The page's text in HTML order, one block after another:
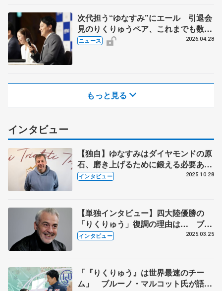
次代担う“ゆなすみ”にエール 引退会
見のりくりゅうペア、これまでも数々
の助言
ニュース 2026.04.28
もっと見る
インタビュー
【独自】ゆなすみはダイヤモンドの原
石、磨き上げるために鍛える必要あ
る 「彼らには全てがそろっている」
インタビュー 2025.10.28
【単独インタビュー】四大陸優勝の
「りくりゅう」復調の理由は… ブル
ーノ・マルコット氏が語る舞台裏 若
インタビュー 2025.03.25
「『りくりゅう』は世界最速のチー
ム」 ブルーノ・マルコット氏が語っ